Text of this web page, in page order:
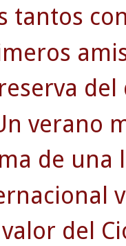
tantos
verano
de
del